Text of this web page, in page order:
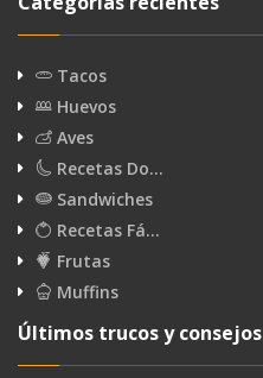
Tacos
Huevos
Aves
Recetas Do…
Sandwiches
Recetas Fá…
Frutas
Muffins
Últimos trucos y consejos